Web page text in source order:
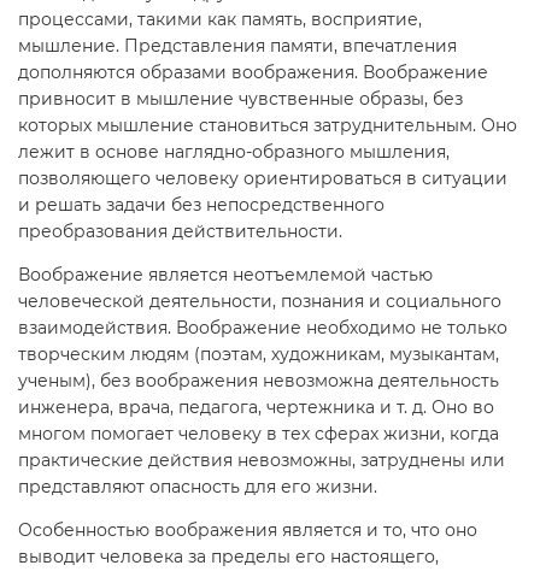
процессами, такими как память, восприятие,
мышление. Представления памяти, впечатления
дополняются образами воображения. Воображение
привносит в мышление чувственные образы, без
которых мышление становиться затруднительным. Оно
лежит в основе наглядно-образного мышления,
позволяющего человеку ориентироваться в ситуации
и решать задачи без непосредственного
преобразования действительности.
Воображение является неотъемлемой частью
человеческой деятельности, познания и социального
взаимодействия. Воображение необходимо не только
творческим людям (поэтам, художникам, музыкантам,
ученым), без воображения невозможна деятельность
инженера, врача, педагога, чертежника и т. д. Оно во
многом помогает человеку в тех сферах жизни, когда
практические действия невозможны, затруднены или
представляют опасность для его жизни.
Особенностью воображения является и то, что оно
выводит человека за пределы его настоящего,